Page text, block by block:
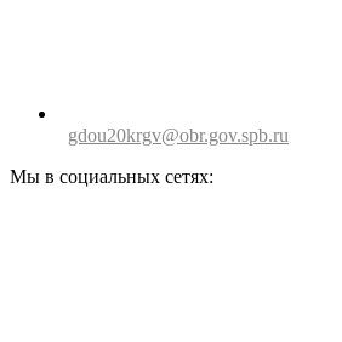
gdou20krgv@obr.gov.spb.ru
Мы в социальных сетях: